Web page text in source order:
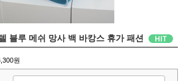
블루 메쉬 망사 백 바캉스 휴가 패션
원